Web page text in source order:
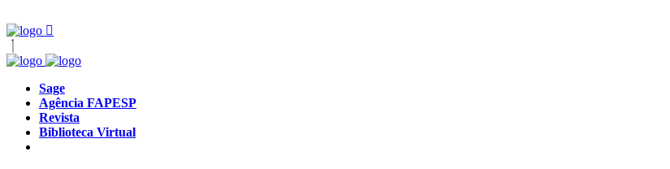
Sage
Agência FAPESP
Revista
Biblioteca Virtual